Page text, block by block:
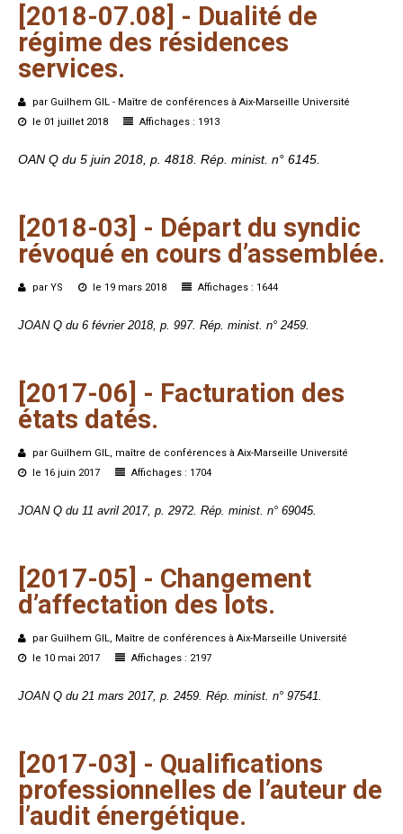
[2018-07.08] - Dualité de
régime des résidences
services.
par Guilhem GIL - Maître de conférences à Aix-Marseille Université
le 01 juillet 2018
Affichages : 1913
OAN Q du 5 juin 2018, p. 4818. Rép. minist. n° 6145.
[2018-03] - Départ du syndic
révoqué en cours d’assemblée.
par YS le 19 mars 2018 Affichages : 1644
JOAN Q du 6 février 2018, p. 997. Rép. minist. n° 2459.
[2017-06] - Facturation des
états datés.
par Guilhem GIL, maître de conférences à Aix-Marseille Université
le 16 juin 2017
Affichages : 1704
JOAN Q du 11 avril 2017, p. 2972. Rép. minist. n° 69045.
[2017-05] - Changement
d’affectation des lots.
par Guilhem GIL, Maître de conférences à Aix-Marseille Université
le 10 mai 2017
Affichages : 2197
JOAN Q du 21 mars 2017, p. 2459. Rép. minist. n° 97541.
[2017-03] - Qualifications
professionnelles de l’auteur de
l’audit énergétique.